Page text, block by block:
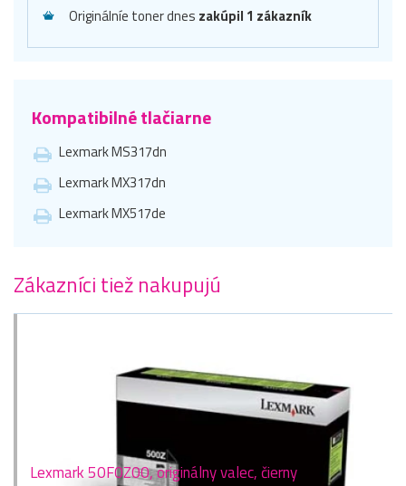
Originálníe toner dnes zakúpil 1 zákazník
Kompatibilné tlačiarne
Lexmark MS317dn
Lexmark MX317dn
Lexmark MX517de
Zákazníci tiež nakupujú
Lexmark 50F0Z00, originálny valec, čierny